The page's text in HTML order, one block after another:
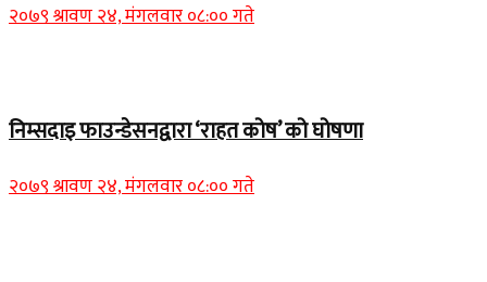
२०७९ श्रावण २४, मंगलवार ०८:०० गते
निम्सदाइ फाउन्डेसनद्वारा ‘राहत कोष’ को घोषणा
२०७९ श्रावण २४, मंगलवार ०८:०० गते